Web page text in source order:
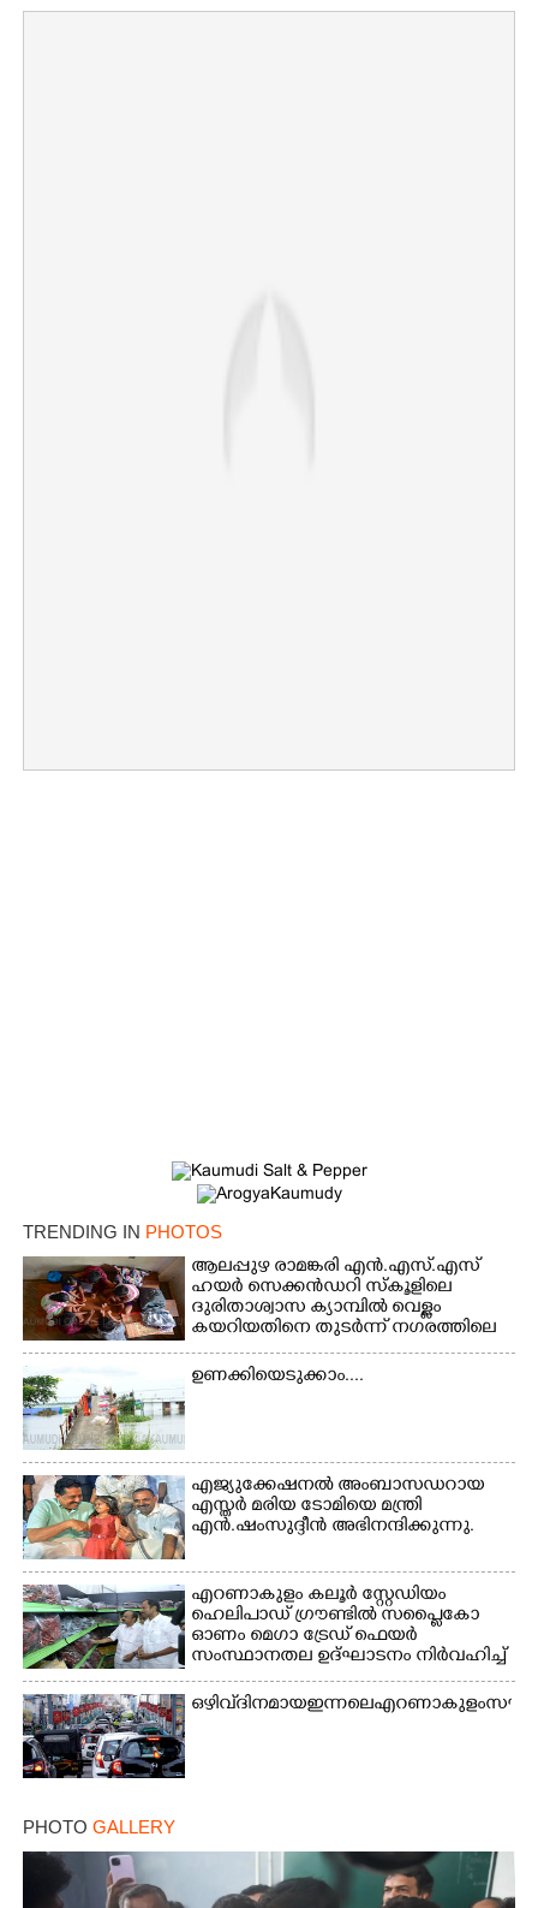
TRENDING IN PHOTOS
ആലപ്പുഴ രാമങ്കരി എൻ.എസ്.എസ്
ഹയർ സെക്കൻഡറി സ്കൂളിലെ
ദുരിതാശ്വാസ ക്യാമ്പിൽ വെള്ളം
കയറിയതിനെ തുടർന്ന് നഗരത്തിലെ
തിരുവമ്പാടി ഹയർ സെക്കൻഡറി
സ്കൂളിലെ ക്യാമ്പിലെത്തിയ കുട്ടികൾ
കളികളിലേർപ്പെട്ടപ്പോൾ
ഉണക്കിയെടുക്കാം....
എജ്യുക്കേഷനൽ അംബാസഡറായ
എസ്തർ മരിയ ടോമിയെ മന്ത്രി
എൻ.ഷംസുദ്ദീൻ അഭിനന്ദിക്കുന്നു.
എറണാകുളം കലൂർ സ്റ്റേഡിയം
ഹെലിപാഡ് ഗ്രൗണ്ടിൽ സപ്ളൈകോ
ഓണം മെഗാ ട്രേഡ് ഫെയർ
സംസ്ഥാനതല ഉദ്ഘാടനം നിർവഹിച്ച്
സ്റ്റാൾ സന്ദർശിക്കുന്ന മുഖ്യമന്ത്രി
വി.ഡി. സതീശൻ. മന്ത്രി അനൂപ്
ജേക്കബ് സമീപം
ഒഴിവ് ദിനമായ ഇന്നലെ എറണാകുളം
PHOTO GALLERY